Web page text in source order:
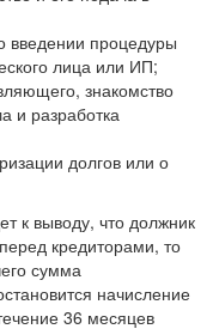
введении процедуры
лица или ИП;
знакомство
и разработка
долгов или о
к выводу, что должник
кредиторами, то
сумма
начисление
36 месяцев